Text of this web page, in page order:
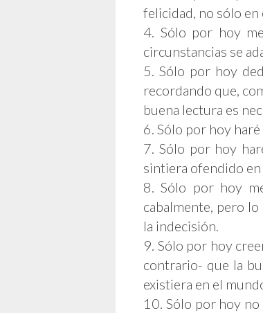
felicidad, no sólo
4. Sólo por hoy
circunstancias se
5. Sólo por hoy
recordando que,
buena lectura es
6. Sólo por hoy
7. Sólo por hoy
sintiera ofendido
8. Sólo por hoy
cabalmente, pero
la indecisión.
9. Sólo por hoy
contrario- que la
existiera en el
10. Sólo por hoy